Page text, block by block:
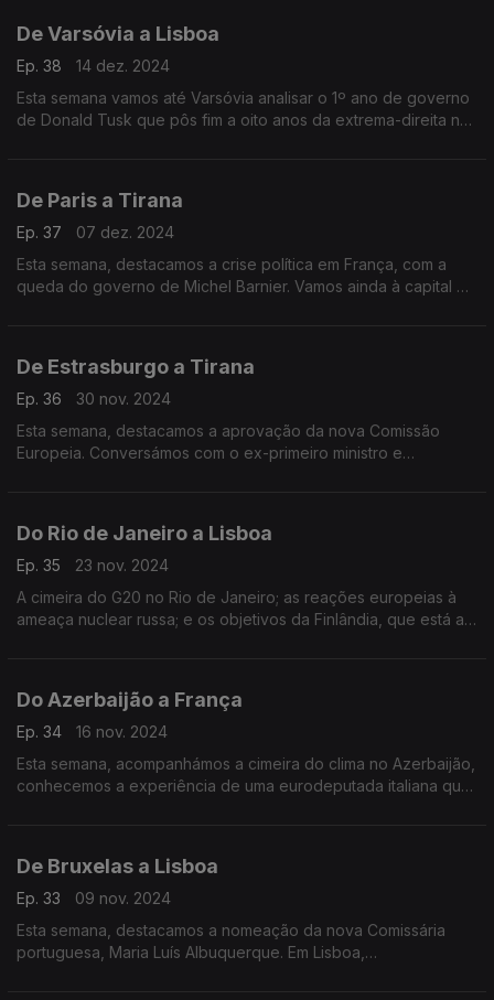
De Varsóvia a Lisboa
Ep. 38
14 dez. 2024
Esta semana vamos até Varsóvia analisar o 1º ano de governo
de Donald Tusk que pôs fim a oito anos da extrema-direita no
De Paris a Tirana
Ep. 37
07 dez. 2024
Esta semana, destacamos a crise política em França, com a
queda do governo de Michel Barnier. Vamos ainda à capital da
De Estrasburgo a Tirana
Ep. 36
30 nov. 2024
Esta semana, destacamos a aprovação da nova Comissão
Europeia. Conversámos com o ex-primeiro ministro e
Do Rio de Janeiro a Lisboa
Ep. 35
23 nov. 2024
A cimeira do G20 no Rio de Janeiro; as reações europeias à
ameaça nuclear russa; e os objetivos da Finlândia, que está a
Do Azerbaijão a França
Ep. 34
16 nov. 2024
Esta semana, acompanhámos a cimeira do clima no Azerbaijão,
conhecemos a experiência de uma eurodeputada italiana que
De Bruxelas a Lisboa
Ep. 33
09 nov. 2024
Esta semana, destacamos a nomeação da nova Comissária
portuguesa, Maria Luís Albuquerque. Em Lisboa,